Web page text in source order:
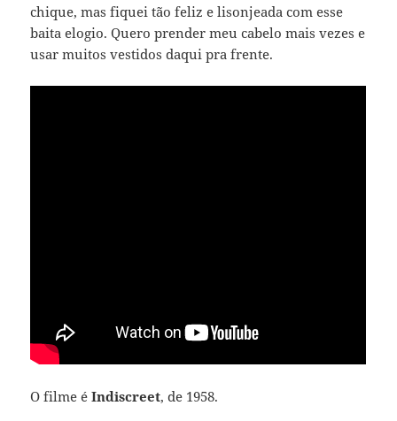
chique, mas fiquei tão feliz e lisonjeada com esse
baita elogio. Quero prender meu cabelo mais vezes e
usar muitos vestidos daqui pra frente.
O filme éIndiscreet, de 1958.